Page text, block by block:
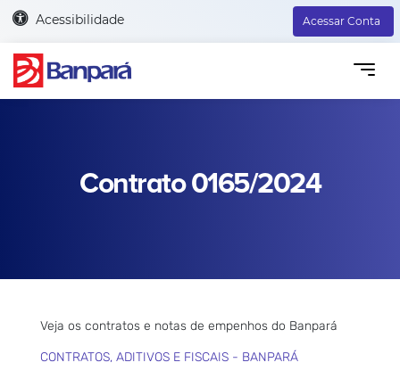
Acessibilidade Acessar Conta
Contrato 0165/2024
Veja os contratos e notas de empenhos do Banpará
CONTRATOS, ADITIVOS E FISCAIS - BANPARÁ